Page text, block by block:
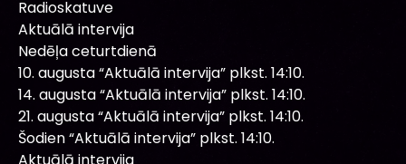
Radioskatuve
Aktuālā intervija
Nedēļa ceturtdienā
10. augusta “Aktuālā intervija” plkst. 14:10.
14. augusta “Aktuālā intervija” plkst. 14:10.
21. augusta “Aktuālā intervija” plkst. 14:10.
Šodien “Aktuālā intervija” plkst. 14:10.
Aktuālā intervija